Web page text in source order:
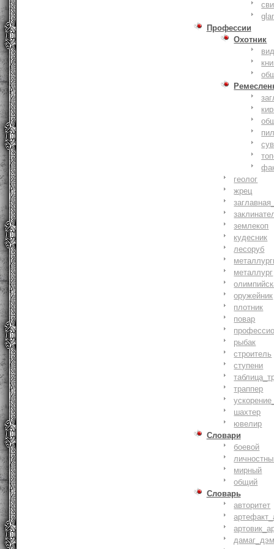
Профессии
Охотник
геолог
жрец
землекоп
кудесник
лесоруб
металлург
оружейник
плотник
повар
рыбак
строитель
ступени
траппер
шахтер
ювелир
Словари
боевой
мирный
общий
Словарь
авторитет